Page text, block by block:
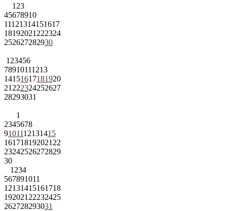
1 23
45678910
11121314151617
18192021 222324
252627282930
1 23456
78910111213
14151617181920
21 222324252627
28293031
1
2345678
9101112131415
161718192021 22
23242526272829
30
1 234
567891011
12131415161718
192021 22232425
262728293031